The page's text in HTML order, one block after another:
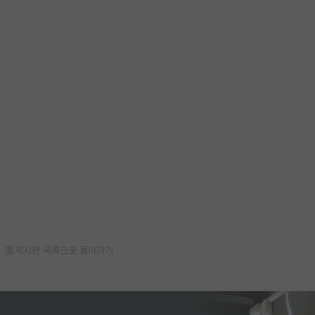
게시판 목록으로 돌아가기